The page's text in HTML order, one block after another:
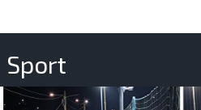
Sport